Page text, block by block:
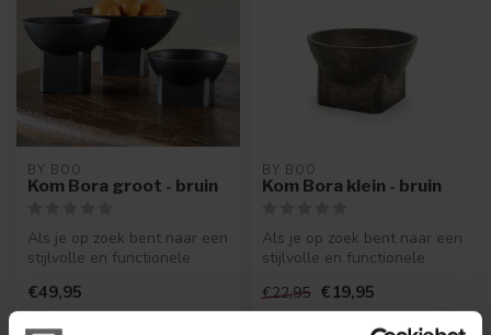
BY BOO
Kom Bora groot - bruin
Als je op zoek bent naar een
stijlvolle en functionele
€49,95
.
BY BOO
Kom Bora klein - bruin
Als je op zoek bent naar een
stijlvolle en functionele
€22,95 €19,95
.